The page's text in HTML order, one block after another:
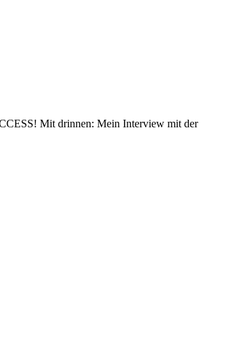
Mit drinnen: Mein Interview mit der